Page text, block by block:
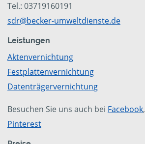
Tel.: 03719160191
sdr@becker-umweltdienste.de
Leistungen
Aktenvernichtung
Festplattenvernichtung
Datenträgervernichtung
Besuchen Sie uns auch bei Facebook,
Pinterest